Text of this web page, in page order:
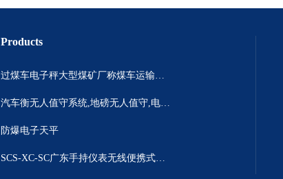
Products
过煤车电子秤大型煤矿厂称煤车运输过120吨汽车过磅称~山西晋城市150吨卡车过磅称.内蒙古重型100吨货车过磅称
汽车衡无人值守系统,地磅无人值守,电子地磅无人值守智能化系统
防爆电子天平
SCS-XC-SC广东手持仪表无线便携式汽车衡 *便携式称重仪